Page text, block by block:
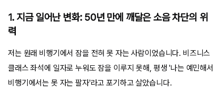
1. 지금 일어난 변화: 50년 만에 깨달은 소음 차단의 위
력
저는 원래 비행기에서 잠을 전혀 못 자는 사람이었습니다. 비즈니스
클래스 좌석에 일자로 누워도 잠을 이루지 못해, 평생 '나는 예민해서
비행기에서는 못 자는 팔자'라고 포기하고 살았습니다.